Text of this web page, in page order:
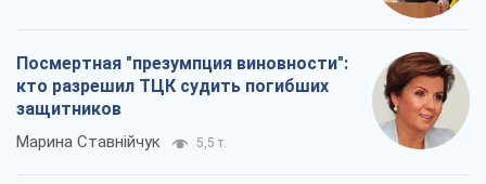
Посмертная "презумпция виновности":
кто разрешил ТЦК судить погибших
защитников
Марина Ставнійчук 5,5 т.